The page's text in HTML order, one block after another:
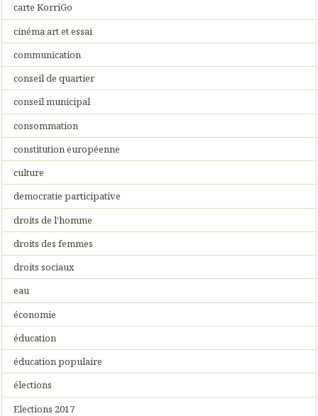
carte KorriGo
cinéma art et essai
communication
conseil de quartier
conseil municipal
consommation
constitution européenne
culture
democratie participative
droits de l'homme
droits des femmes
droits sociaux
eau
économie
éducation
éducation populaire
élections
Elections 2017